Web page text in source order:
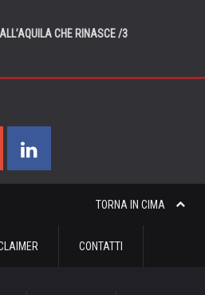
CHE RINASCE /3
TORNA IN CIMA
CONTATTI